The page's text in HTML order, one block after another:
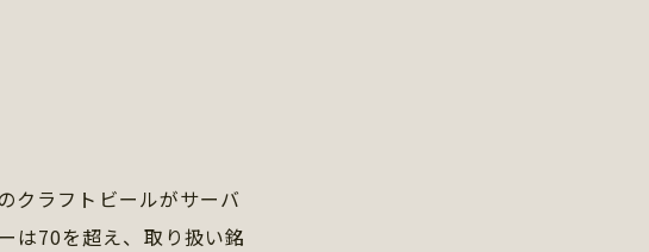
クラフトビールがサーバ
は70を超え、取り扱い銘